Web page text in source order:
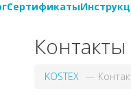
Сертификаты
Контакты
KOSTEX